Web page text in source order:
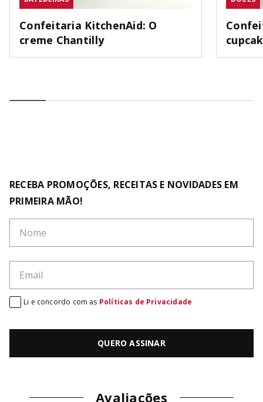
Confeitaria KitchenAid: O
creme Chantilly
RECEBA PROMOÇÕES, RECEITAS E NOVIDADES EM
PRIMEIRA MÃO!
QUERO ASSINAR
Li e concordo com as Políticas de Privacidade
Avaliações